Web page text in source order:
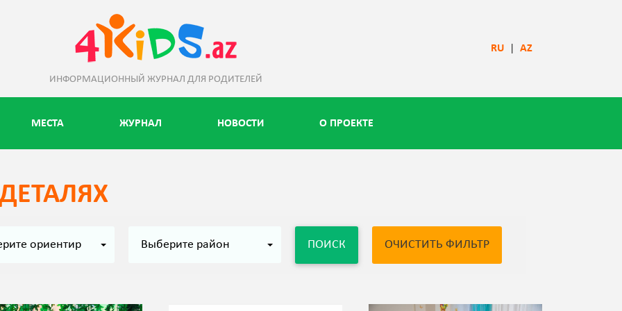
ИНФОРМАЦИОННЫЙ ЖУРНАЛ ДЛЯ РОДИТЕЛЕЙ
RU| AZ
МЕСТА ЖУРНАЛ НОВОСТИ О ПРОЕКТЕ
oриентир Выберите район ПОИСК ОЧИСТИТЬ ФИЛЬТР